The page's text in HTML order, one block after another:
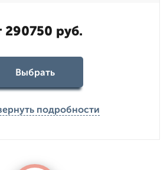
290750 руб.
Выбрать
подробности